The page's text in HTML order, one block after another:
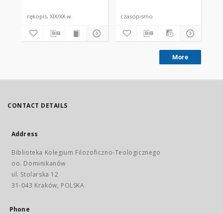
rękopis, XIX/XX w. czasopismo
More
CONTACT DETAILS
Address
Biblioteka Kolegium Filozoficzno-Teologicznego
oo. Dominikanów
ul. Stolarska 12
31-043 Kraków, POLSKA
Phone